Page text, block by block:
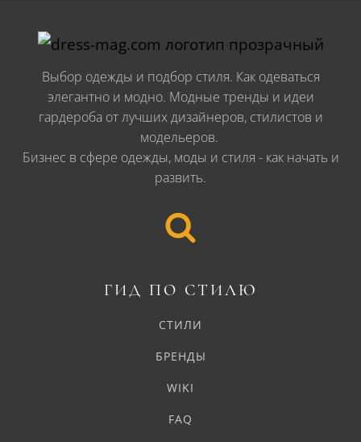
Выбор одежды и подбор стиля. Как одеваться
элегантно и модно. Модные тренды и идеи
гардероба от лучших дизайнеров, стилистов и
модельеров.
Бизнес в сфере одежды, моды и стиля - как начать и
развить.
ГИД ПО СТИЛЮ
СТИЛИ
БРЕНДЫ
WIKI
FAQ